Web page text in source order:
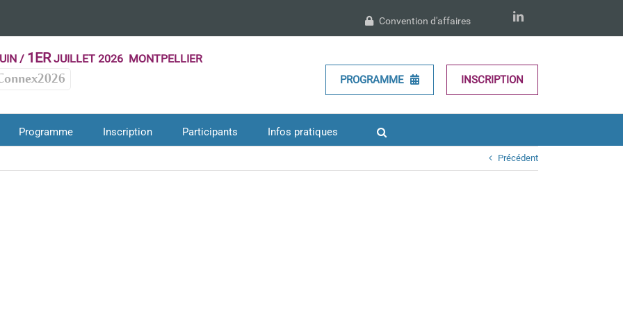
LinkedIn
Convention d'affaires
/ 1ERJUILLET 2026 MONTPELLIER
PROGRAMME INSCRIPTION
Programme Inscription Participants Infos pratiques
Précédent